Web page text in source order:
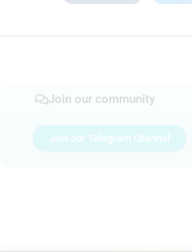
Join our community
Join our Telegram Channel